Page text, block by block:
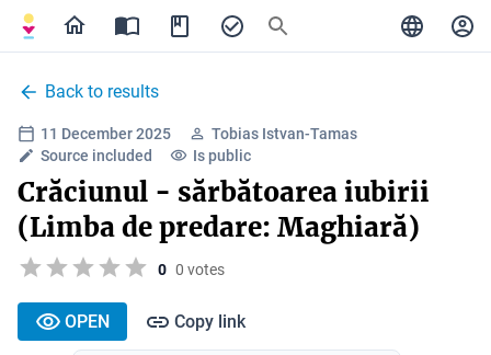
Back to results
11 December 2025
Tobias Istvan-Tamas
Source included
Is public
Crăciunul - sărbătoarea iubirii
(Limba de predare: Maghiară)
0 0 votes
OPEN Copy link